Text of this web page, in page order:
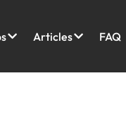
Articles FAQ